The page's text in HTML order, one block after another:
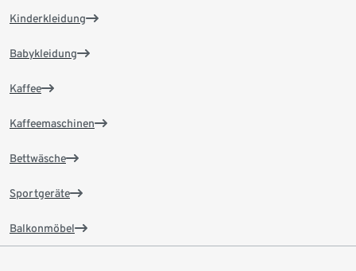
Kinderkleidung
Babykleidung
Kaffee
Kaffeemaschinen
Bettwäsche
Sportgeräte
Balkonmöbel